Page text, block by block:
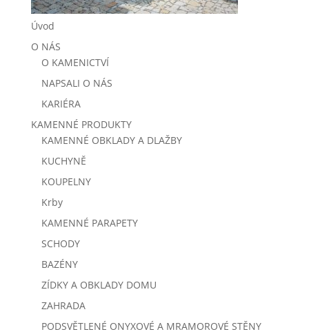
Úvod
O NÁS
O KAMENICTVÍ
NAPSALI O NÁS
KARIÉRA
KAMENNÉ PRODUKTY
KAMENNÉ OBKLADY A DLAŽBY
KUCHYNĚ
KOUPELNY
Krby
KAMENNÉ PARAPETY
SCHODY
BAZÉNY
ZÍDKY A OBKLADY DOMU
ZAHRADA
PODSVĚTLENÉ ONYXOVÉ A MRAMOROVÉ STĚNY